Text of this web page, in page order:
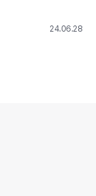
24.06.28